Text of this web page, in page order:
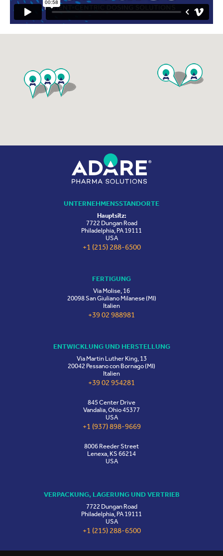
UNTERNEHMENSSTANDORTE
Hauptsitz:
7722 Dungan Road
Philadelphia, PA 19111
USA
+1 (215) 288-6500
FERTIGUNG
Via Molise, 16
20098 San Giuliano Milanese (MI)
Italien
+39 02 988981
ENTWICKLUNG UND HERSTELLUNG
Via Martin Luther King, 13
20042 Pessano con Bornago (MI)
Italien
+39 02 954281
845 Center Drive
Vandalia, Ohio 45377
USA
+1 (937) 898-9669
8006 Reeder Street
Lenexa, KS 66214
USA
VERPACKUNG, LAGERUNG UND VERTRIEB
7722 Dungan Road
Philadelphia, PA 19111
USA
+1 (215) 288-6500